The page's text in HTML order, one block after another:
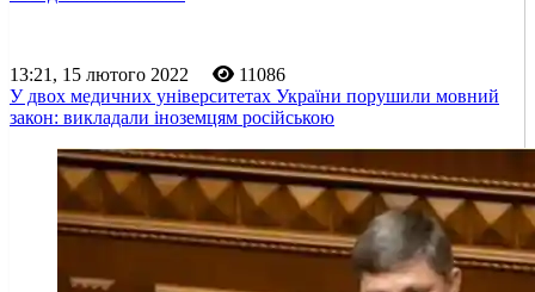
13:21, 15 лютого 2022
11086
У двох медичних університетах України порушили мовний
закон: викладали іноземцям російською